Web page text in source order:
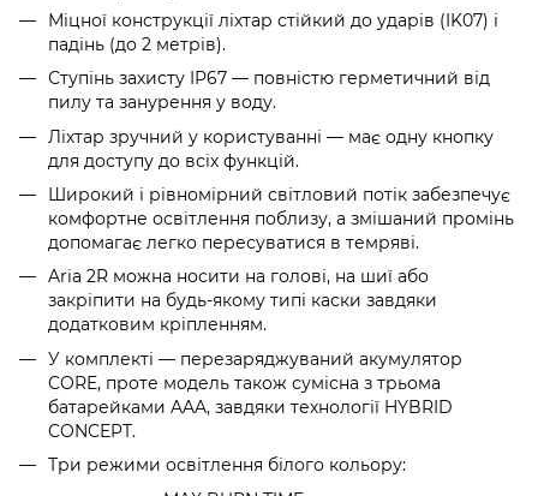
Міцної конструкції ліхтар стійкий до ударів (IK07) і
падінь (до 2 метрів).
Ступінь захисту IP67 — повністю герметичний від
пилу та занурення у воду.
Ліхтар зручний у користуванні — має одну кнопку
для доступу до всіх функцій.
Широкий і рівномірний світловий потік забезпечує
комфортне освітлення поблизу, а змішаний промінь
допомагає легко пересуватися в темряві.
Aria 2R можна носити на голові, на шиї або
закріпити на будь-якому типі каски завдяки
додатковим кріпленням.
У комплекті — перезаряджуваний акумулятор
CORE, проте модель також сумісна з трьома
батарейками AAA, завдяки технології HYBRID
CONCEPT.
Три режими освітлення білого кольору: